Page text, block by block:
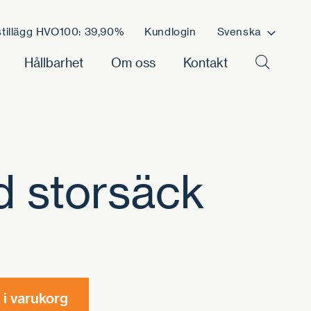
HVO100: 39,90% Kundlogin Svenska
Hållbarhet Om oss Kontakt
storsäck
varukorg